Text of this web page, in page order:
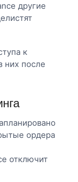
другие
к
них после
ордера
отключит